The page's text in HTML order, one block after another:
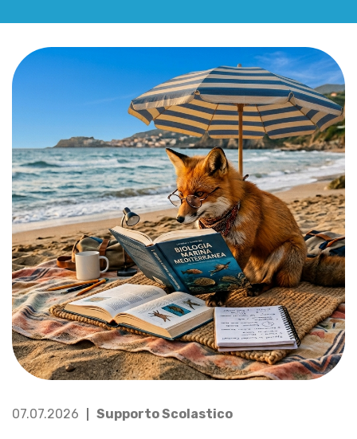
07.07.2026 Supporto Scolastico